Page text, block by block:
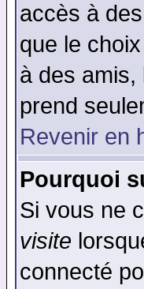
accès à
que le
à des amis,
prend
Revenir en
Pourquoi
Si vous ne
visite
connecté